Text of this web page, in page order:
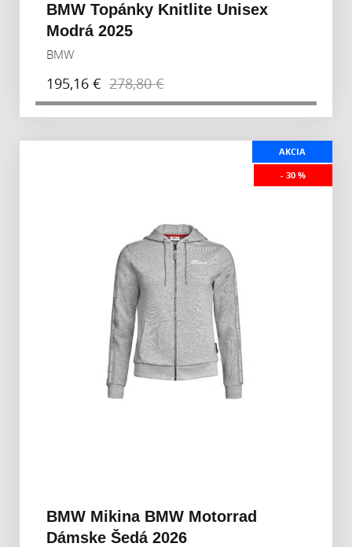
BMW Topánky Knitlite Unisex
Modrá 2025
BMW
195,16 € 278,80 €
AKCIA
- 30 %
BMW Mikina BMW Motorrad
Dámske Šedá 2026